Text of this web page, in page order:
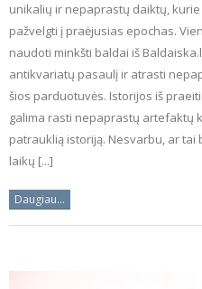
unikalių ir nepaprastų daiktų,
pažvelgti į praėjusias epochas.
naudoti minkšti baldai iš
antikvariatų pasaulį ir atrasti
šios parduotuvės. Istorijos iš
galima rasti nepaprastų artefaktų
patrauklią istoriją. Nesvarbu, ar
laikų [...]
Daugiau...